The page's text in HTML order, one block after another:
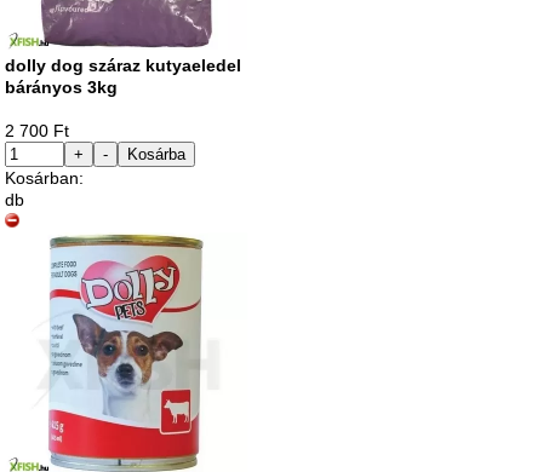
dolly dog száraz kutyaeledel
bárányos 3kg
2 700 Ft
+ - Kosárba
Kosárban:
db